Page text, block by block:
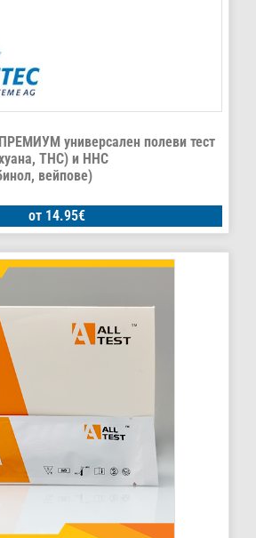
универсален полеви тест
THC) и HHC
вейпове)
от 14.95€